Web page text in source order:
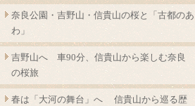
奈良公園・吉野山・信貴山の桜と「古都のあ
わ」
吉野山へ 車90分、信貴山から楽しむ奈良
の桜旅
春は「大河の舞台」へ 信貴山から巡る歴